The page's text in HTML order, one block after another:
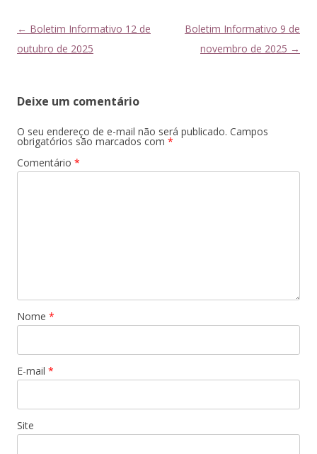
Navegação
de
← Boletim Informativo 12 de
outubro de 2025
Boletim Informativo 9 de
novembro de 2025 →
Deixe um comentário
O seu endereço de e-mail não será publicado. Campos
obrigatórios são marcados com *
Comentário *
Nome *
E-mail *
Site